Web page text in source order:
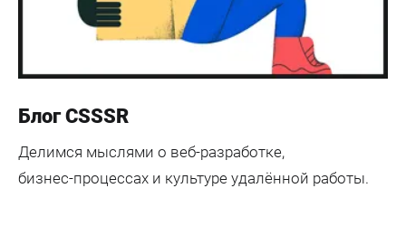
Блог CSSSR
Делимся мыслями о веб-разработке,
бизнес-процессахи культуре удалённой работы.